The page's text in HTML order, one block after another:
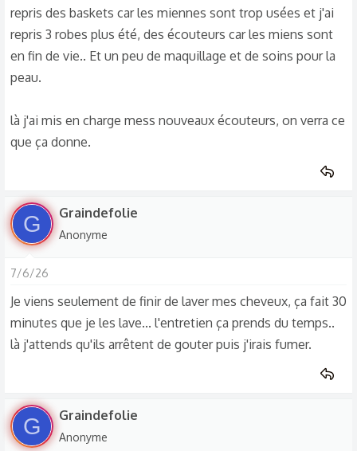
repris des baskets car les miennes sont trop usées et j'ai
repris 3 robes plus été, des écouteurs car les miens sont
en fin de vie.. Et un peu de maquillage et de soins pour la
peau.
là j'ai mis en charge mess nouveaux écouteurs, on verra ce
que ça donne.
G Graindefolie
Anonyme
7/6/26
Je viens seulement de finir de laver mes cheveux, ça fait 30
minutes que je les lave... l'entretien ça prends du temps..
là j'attends qu'ils arrêtent de gouter puis j'irais fumer.
G Graindefolie
Anonyme